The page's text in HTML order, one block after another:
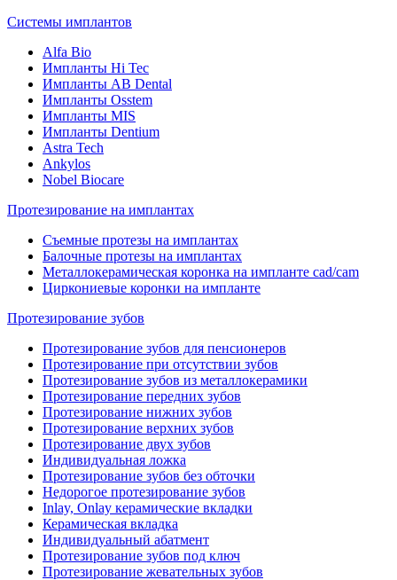
Системы имплантов
Alfa Bio
Импланты Hi Tec
Импланты AB Dental
Импланты Osstem
Импланты MIS
Импланты Dentium
Astra Tech
Ankylos
Nobel Biocare
Протезирование на имплантах
Съемные протезы на имплантах
Балочные протезы на имплантах
Металлокерамическая коронка на импланте cad/cam
Циркониевые коронки на импланте
Протезирование зубов
Протезирование зубов для пенсионеров
Протезирование при отсутствии зубов
Протезирование зубов из металлокерамики
Протезирование передних зубов
Протезирование нижних зубов
Протезирование верхних зубов
Протезирование двух зубов
Индивидуальная ложка
Протезирование зубов без обточки
Недорогое протезирование зубов
Inlay, Onlay керамические вкладки
Керамическая вкладка
Индивидуальный абатмент
Протезирование зубов под ключ
Протезирование жевательных зубов